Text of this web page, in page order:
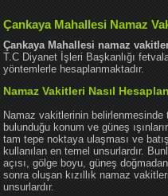
Çankaya Mahallesi Namaz
Çankaya Mahallesi namaz
T.C Diyanet İşleri Başkanlığı
yöntemlerle hesaplanmaktadır.
Namaz Vakitleri Nasıl
Namaz vakitlerinin
bulunduğu konum ve güneş
tam tepe noktaya ulaşması ve
kullanılan en temel unsurlardır.
açısı, gölge boyu, güneş
sonra oluşan kızıllık namaz
unsurlardır.